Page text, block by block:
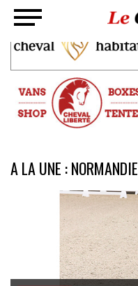
A LA UNE : NORMANDIE